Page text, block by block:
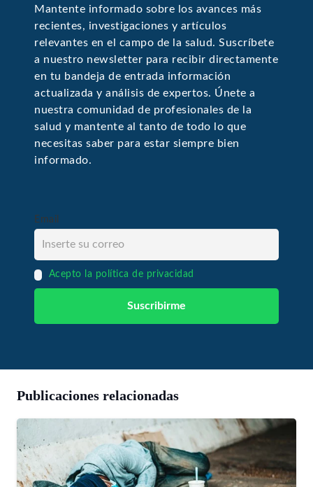
Mantente informado sobre los avances más
recientes, investigaciones y artículos
relevantes en el campo de la salud. Suscríbete
a nuestro newsletter para recibir directamente
en tu bandeja de entrada información
actualizada y análisis de expertos. Únete a
nuestra comunidad de profesionales de la
salud y mantente al tanto de todo lo que
necesitas saber para estar siempre bien
informado.
Email
Acepto la política de privacidad
Publicaciones relacionadas